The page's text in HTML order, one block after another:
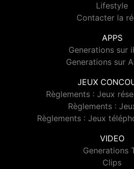
Lifestyle
Contacter la
APPS
Generations sur
Generations sur
JEUX
Règlements : Jeux
Règlements :
Règlements : Jeux
VIDEO
Generations
Clips